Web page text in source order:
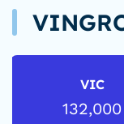
VIC
132,000